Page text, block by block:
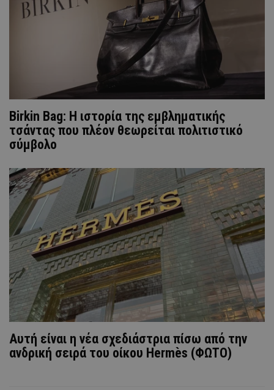
Birkin Bag: H ιστορία της εμβληματικής
τσάντας που πλέον θεωρείται πολιτιστικό
σύμβολο
Αυτή είναι η νέα σχεδιάστρια πίσω από την
ανδρική σειρά του οίκου Hermès (ΦΩΤΟ)